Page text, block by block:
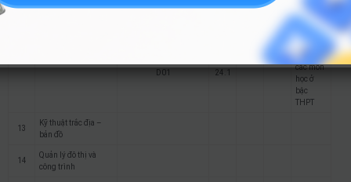
B03; D01; D04; X01
kỳ theo
học bạ
D01 24.1
học tập
các môn
học ở
bậc
THPT
13
Kỹ thuật trắc địa –
bản đồ
14
Quản lý đô thị và
công trình